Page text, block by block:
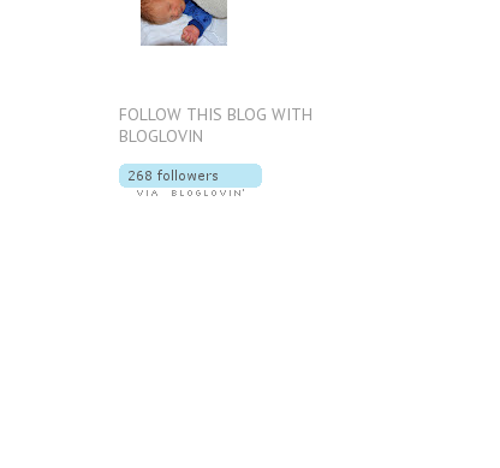
FOLLOW THIS BLOG WITH
BLOGLOVIN